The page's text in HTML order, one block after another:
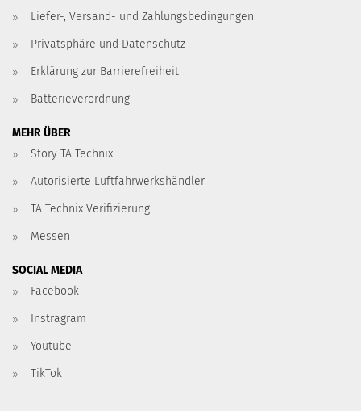
Liefer-, Versand- und Zahlungsbedingungen
Privatsphäre und Datenschutz
Erklärung zur Barrierefreiheit
Batterieverordnung
MEHR ÜBER
Story TA Technix
Autorisierte Luftfahrwerkshändler
TA Technix Verifizierung
Messen
SOCIAL MEDIA
Facebook
Instragram
Youtube
TikTok